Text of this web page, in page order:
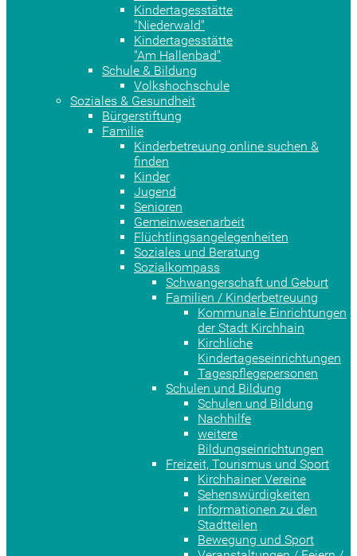
Kindertagesstätte
"Niederwald"
Kindertagesstätte
"Am Hallenbad"
Schule & Bildung
Volkshochschule
Soziales & Gesundheit
Bürgerstiftung
Familie
Kinderbetreuung online suchen &
finden
Kinder
Jugend
Senioren
Gemeinwesenarbeit
Flüchtlingsangelegenheiten
Soziales und Beratung
Sozialkompass
Schwangerschaft und Geburt
Familien / Kinderbetreuung
Kommunale Einrichtungen
der Stadt Kirchhain
Kirchliche
Kindertageseinrichtungen
Tagespflegepersonen
Schulen und Bildung
Schulen und Bildung
Nachhilfe
weitere
Bildungseinrichtungen
Freizeit, Tourismus und Sport
Kirchhainer Vereine
Sehenswürdigkeiten
Informationen zu den
Stadtteilen
Bewegung und Sport